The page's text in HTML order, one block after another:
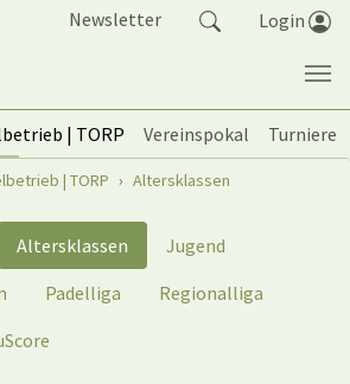
Newsletter Login
| TORP Vereinspokal
Turniere
| TORP Altersklassen
Altersklassen
Jugend
Padelliga
Regionalliga